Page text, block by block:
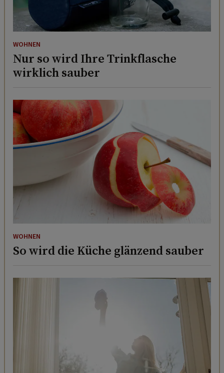
WOHNEN
Nur so wird Ihre Trinkflasche
wirklich sauber
WOHNEN
So wird die Küche glänzend sauber